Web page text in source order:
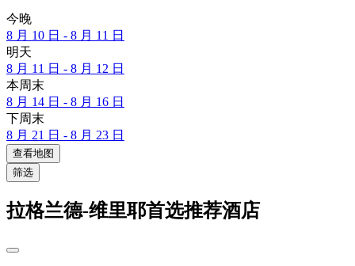
今晚
8 月 10 日 - 8 月 11 日
明天
8 月 11 日 - 8 月 12 日
本周末
8 月 14 日 - 8 月 16 日
下周末
8 月 21 日 - 8 月 23 日
查看地图
筛选
拉格兰德-维里耶首选推荐酒店